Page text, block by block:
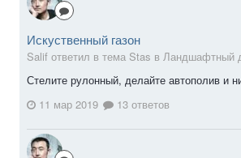
Искуственный газон
Salif ответил в тема Stas в Ландшафтный
Стелите рулонный, делайте автополив и
11 мар 2019
13 ответов